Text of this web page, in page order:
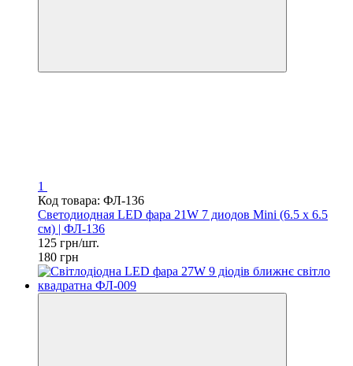
1
Код товара: ФЛ-136
Светодиодная LED фара 21W 7 диодов Mini (6.5 х 6.5
см) | ФЛ-136
125 грн/шт.
180 грн